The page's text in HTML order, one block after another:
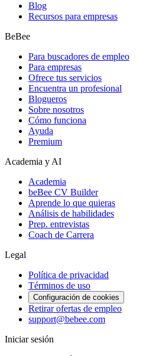
Blog
Recursos para empresas
BeBee
Para buscadores de empleo
Para empresas
Ofrece tus servicios
Encuentra un profesional
Blogueros
Sobre nosotros
Cómo funciona
Ayuda
Premium
Academia y AI
Academia
beBee CV Builder
Aprende lo que quieras
Análisis de habilidades
Prep. entrevistas
Coach de Carrera
Legal
Política de privacidad
Términos de uso
Configuración de cookies
Retirar ofertas de empleo
support@bebee.com
Iniciar sesión